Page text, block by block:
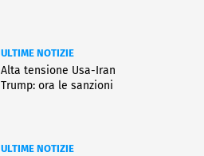
ULTIME NOTIZIE
Alta tensione Usa-Iran
Trump: ora le sanzioni
ULTIME NOTIZIE